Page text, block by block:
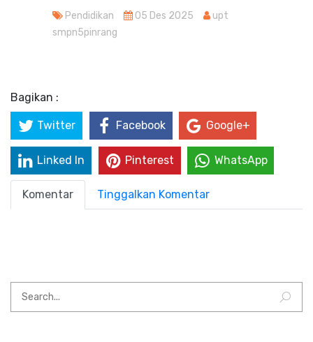
Pendidikan 05 Des 2025
upt
smpn5pinrang
Bagikan :
Twitter Facebook Google+
Linked In Pinterest WhatsApp
Komentar Tinggalkan Komentar